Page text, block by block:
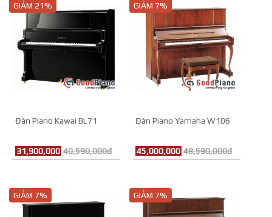
GIẢM 21%
Đàn Piano Kawai BL71
31,900,000 40,590,000đ
GIẢM 7%
Đàn Piano Yamaha W106
45,000,000 48,590,000đ
GIẢM 7% GIẢM 7%